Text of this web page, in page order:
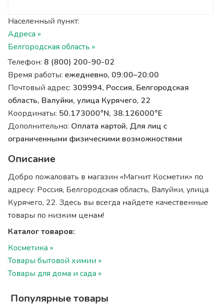
Населенный пункт:
Адреса »
Белгородская область »
Телефон: 8 (800) 200-90-02
Время работы: ежедневно, 09:00–20:00
Почтовый адрес: 309994, Россия, Белгородская
область, Валуйки, улица Курячего, 22
Координаты: 50.173000°N, 38.126000°E
Дополнительно: Оплата картой, Для лиц с
ограниченными физическими возможностями
Описание
Добро пожаловать в магазин «Магнит Косметик» по
адресу: Россия, Белгородская область, Валуйки, улица
Курячего, 22. Здесь вы всегда найдете качественные
товары по низким ценам!
Каталог товаров:
Косметика »
Товары бытовой химии »
Товары для дома и сада »
Популярные товары